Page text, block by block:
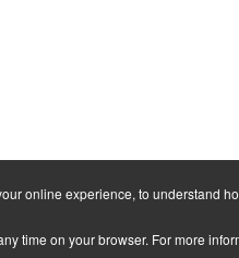
online experience, to understand
time on your browser. For more